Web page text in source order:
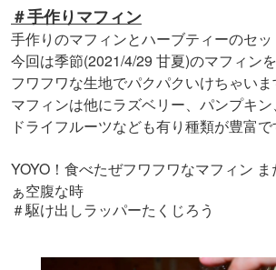
＃手作りマフィン
手作りのマフィンとハーブティーのセッ
今回は季節(2021/4/29 甘夏)のマフィン
フワフワな生地でパクパクいけちゃいま
マフィンは他にラズベリー、パンプキン
ドライフルーツなども有り種類が豊富で
YOYO！食べたぜフワフワなマフィン
ぁ空腹な時
＃駆け出しラッパーたくじろう